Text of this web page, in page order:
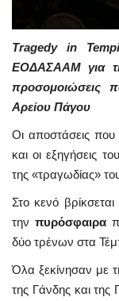
Tragedy in
ΕΟΔΑΣΑΑΜ για
προσομοιώσεις
Αρείου Πάγου
Οι αποστάσεις που
και οι εξηγήσεις
της «τραγωδίας»
Στο κενό βρίκσεται
την πυρόσφαιρα
δύο τρένων στα
Όλα ξεκίνησαν με
της Γάνδης και της